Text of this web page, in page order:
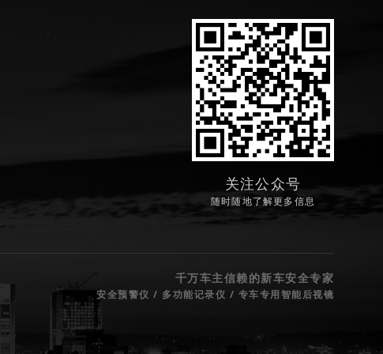
关注公众号
随时随地了解更多信息
千万车主信赖的新车安全专家
安全预警仪 / 多功能记录仪 / 专车专用智能后视镜